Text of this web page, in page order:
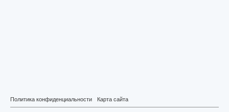
Политика конфиденциальности Карта сайта